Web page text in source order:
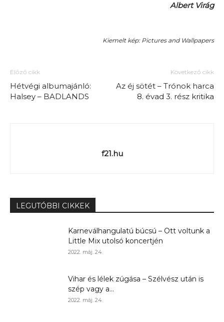
Albert Virág
Kiemelt kép: Pictures and Wallpapers
Előző cikk
Hétvégi albumajánló:
Halsey – BADLANDS
Következő cikk
Az éj sötét – Trónok harca
8. évad 3. rész kritika
f21.hu
LEGUTÓBBI CIKKEK
Karneválhangulatú búcsú – Ott voltunk a
Little Mix utolsó koncertjén
2022. máj. 24.
Vihar és lélek zúgása – Szélvész után is
szép vagy a...
2022. máj. 24.